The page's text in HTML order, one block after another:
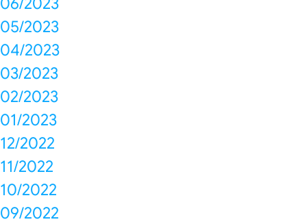
05/2023
04/2023
03/2023
02/2023
01/2023
12/2022
11/2022
10/2022
09/2022